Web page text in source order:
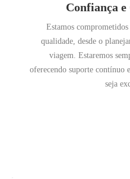
Confiança
Estamos
qualidade, desde o
viagem. Estaremos
oferecendo suporte contínuo
seja